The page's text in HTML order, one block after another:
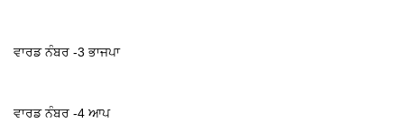
ਵਾਰਡ ਨੰਬਰ -3 ਭਾਜਪਾ
ਵਾਰਡ ਨੰਬਰ -4 ਆਪ